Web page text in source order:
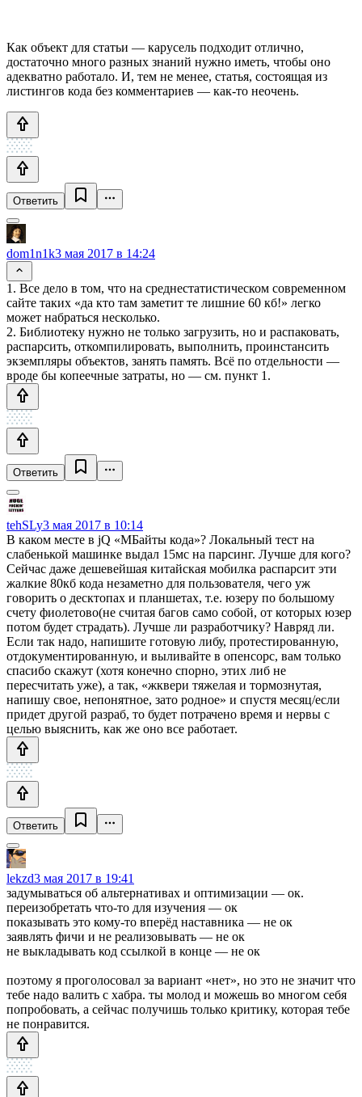
Как объект для статьи — карусель подходит отлично,
достаточно много разных знаний нужно иметь, чтобы оно
адекватно работало. И, тем не менее, статья, состоящая из
листингов кода без комментариев — как-то неочень.
Ответить
dom1n1k3 мая 2017 в 14:24
1. Все дело в том, что на среднестатистическом современном
сайте таких «да кто там заметит те лишние 60 кб!» легко
может набраться несколько.
2. Библиотеку нужно не только загрузить, но и распаковать,
распарсить, откомпилировать, выполнить, проинстансить
экземпляры объектов, занять память. Всё по отдельности —
вроде бы копеечные затраты, но — см. пункт 1.
Ответить
tehSLy3 мая 2017 в 10:14
В каком месте в jQ «МБайты кода»? Локальный тест на
слабенькой машинке выдал 15мс на парсинг. Лучше для кого?
Сейчас даже дешевейшая китайская мобилка распарсит эти
жалкие 80кб кода незаметно для пользователя, чего уж
говорить о десктопах и планшетах, т.е. юзеру по большому
счету фиолетово(не считая багов само собой, от которых юзер
потом будет страдать). Лучше ли разработчику? Навряд ли.
Если так надо, напишите готовую либу, протестированную,
отдокументированную, и выливайте в опенсорс, вам только
спасибо скажут (хотя конечно спорно, этих либ не
пересчитать уже), а так, «жквери тяжелая и тормознутая,
напишу свое, непонятное, зато родное» и спустя месяц/если
придет другой разраб, то будет потрачено время и нервы с
целью выяснить, как же оно все работает.
Ответить
lekzd3 мая 2017 в 19:41
задумываться об альтернативах и оптимизации — ок.
переизобретать что-то для изучения — ок
показывать это кому-то вперёд наставника — не ок
заявлять фичи и не реализовывать — не ок
не выкладывать код ссылкой в конце — не ок
поэтому я проголосовал за вариант «нет», но это не значит что
тебе надо валить с хабра. ты молод и можешь во многом себя
попробовать, а сейчас получишь только критику, которая тебе
не понравится.